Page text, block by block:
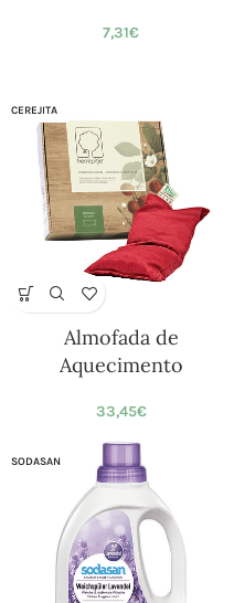
7,31€
CEREJITA
Almofada de
Aquecimento
33,45€
SODASAN